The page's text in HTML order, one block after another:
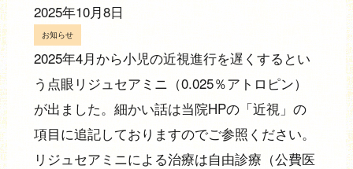
2025年10月8日
お知らせ
2025年4月から小児の近視進行を遅くするとい
う点眼リジュセアミニ（0.025％アトロピン）
が出ました。細かい話は当院HPの「近視」の
項目に追記しておりますのでご参照ください。
リジュセアミニによる治療は自由診療（公費医